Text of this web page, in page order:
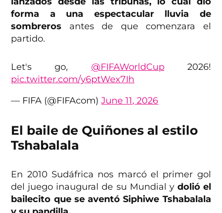
forma a una espectacular lluvia de
sombreros antes de que comenzara el
partido.
Let's go, @FIFAWorldCup2026!
pic.twitter.com/y6ptWex7Ih
— FIFA (@FIFAcom)June 11, 2026
El baile de Quiñones al estilo
Tshabalala
En 2010 Sudáfrica nos marcó el primer gol
del juego inaugural de su Mundial y dolió el
bailecito que se aventó Siphiwe Tshabalala